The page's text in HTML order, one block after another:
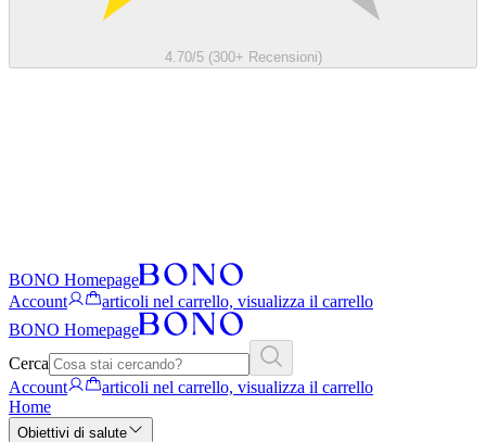
4.70/5 (300+ Recensioni)
BONO Homepage
Account
articoli nel carrello, visualizza il carrello
BONO Homepage
Cerca
Account
articoli nel carrello, visualizza il carrello
Home
Obiettivi di salute